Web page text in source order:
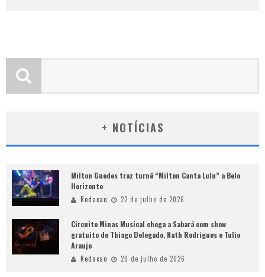
+ NOTÍCIAS
Milton Guedes traz turnê “Milton Canta Lulu” a Belo
Horizonte
Redacao 22 de julho de 2026
Circuito Minas Musical chega a Sabará com show
gratuito de Thiago Delegado, Nath Rodrigues e Tulio
Araujo
Redacao 20 de julho de 2026